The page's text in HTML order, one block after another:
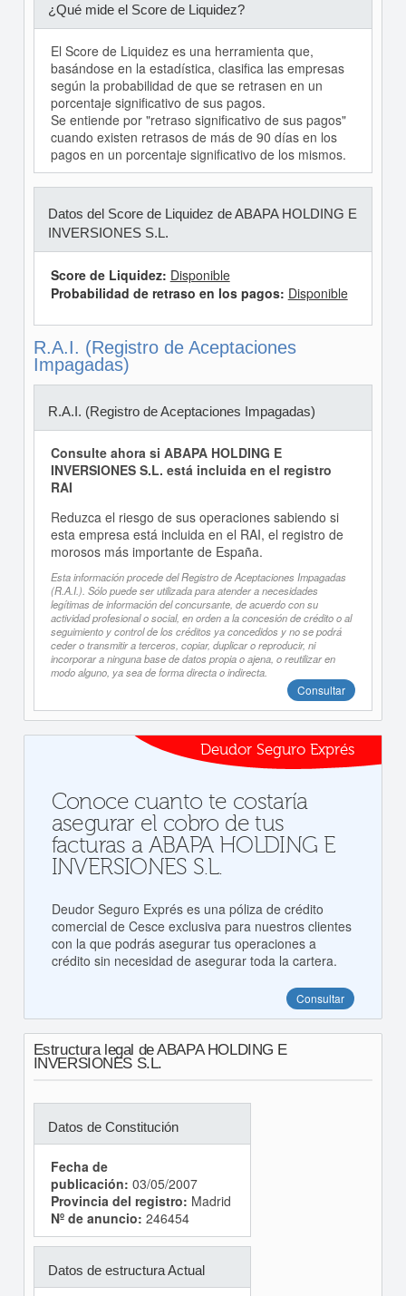
¿Qué mide el Score de Liquidez?
El Score de Liquidez es una herramienta que,
basándose en la estadística, clasifica las empresas
según la probabilidad de que se retrasen en un
porcentaje significativo de sus pagos.
Se entiende por "retraso significativo de sus pagos"
cuando existen retrasos de más de 90 días en los
pagos en un porcentaje significativo de los mismos.
Datos del Score de Liquidez de ABAPA HOLDING E
INVERSIONES S.L.
Score de Liquidez: Disponible
Probabilidad de retraso en los pagos: Disponible
R.A.I. (Registro de Aceptaciones
Impagadas)
R.A.I. (Registro de Aceptaciones Impagadas)
Consulte ahora si ABAPA HOLDING E
INVERSIONES S.L. está incluida en el registro
RAI
Reduzca el riesgo de sus operaciones sabiendo si
esta empresa está incluida en el RAI, el registro de
morosos más importante de España.
Esta información procede del Registro de Aceptaciones Impagadas
(R.A.I.). Sólo puede ser utilizada para atender a necesidades
legítimas de información del concursante, de acuerdo con su
actividad profesional o social, en orden a la concesión de crédito o al
seguimiento y control de los créditos ya concedidos y no se podrá
ceder o transmitir a terceros, copiar, duplicar o reproducir, ni
incorporar a ninguna base de datos propia o ajena, o reutilizar en
modo alguno, ya sea de forma directa o indirecta.
Consultar
Deudor Seguro Exprés
Conoce cuanto te costaría
asegurar el cobro de tus
facturas a ABAPA HOLDING E
INVERSIONES S.L.
Deudor Seguro Exprés es una póliza de crédito
comercial de Cesce exclusiva para nuestros clientes
con la que podrás asegurar tus operaciones a
crédito sin necesidad de asegurar toda la cartera.
Consultar
Estructura legal de ABAPA HOLDING E
INVERSIONES S.L.
Datos de Constitución
Fecha de
publicación: 03/05/2007
Provincia del registro: Madrid
Nº de anuncio: 246454
Datos de estructura Actual